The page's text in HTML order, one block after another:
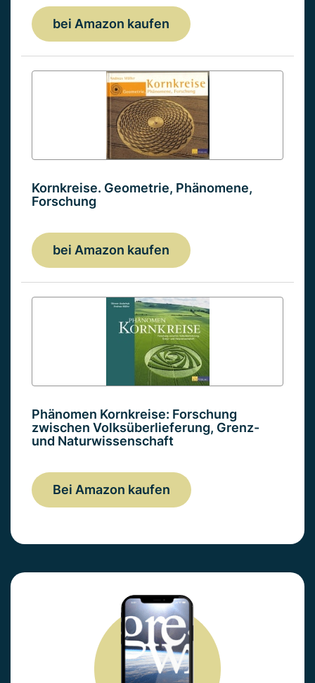
bei Amazon kaufen
Kornkreise. Geometrie, Phänomene,
Forschung
bei Amazon kaufen
Phänomen Kornkreise: Forschung
zwischen Volksüberlieferung, Grenz-
und Naturwissenschaft
Bei Amazon kaufen